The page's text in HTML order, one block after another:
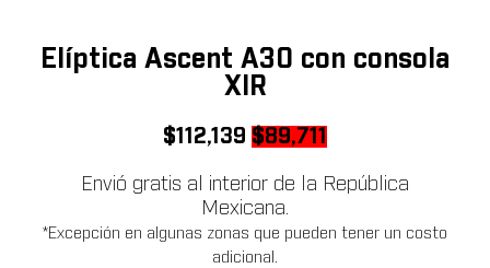
Elíptica Ascent A30 con consola
XIR
$112,139 Original
was:
$112,139.
$89,711
is:
$89,711.
Envió gratis al interior de la República
Mexicana.
*Excepción en algunas zonas que pueden tener un costo
adicional.